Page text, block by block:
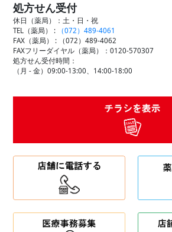
処方せん受付
休日（薬局）：土・日・祝
TEL（薬局） :
（072）489-4061
FAX（薬局） :
（072）489-4062
FAXフリーダイヤル（薬局）：0120-570307
処方せん受付時間：
（月 - 金）09:00-13:00、14:00-18:00